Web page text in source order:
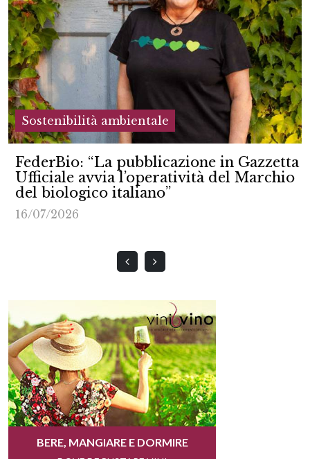
Sostenibilità ambientale
FederBio: “La pubblicazione in Gazzetta
Ufficiale avvia l’operatività del Marchio
del biologico italiano”
16/07/2026